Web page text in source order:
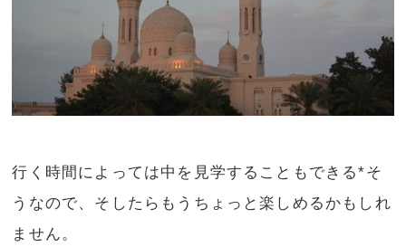
行く時間によっては中を見学することもできる*そ
うなので、そしたらもうちょっと楽しめるかもしれ
ません。